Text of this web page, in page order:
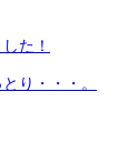
た！
り・・・。